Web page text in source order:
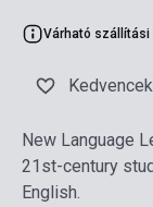
Várható szállítási
New Language
21st-century
English.